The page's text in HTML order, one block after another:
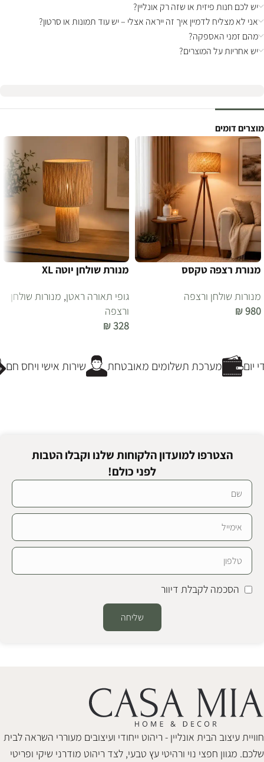
יש לכם חנות פיזית או שזה רק אונליין?
אני לא מצליח לדמיין איך זה ייראה אצלי – יש עוד תמונות או סרטון?
מהם זמני האספקה?
יש אחריות על המוצרים?
מוצרים דומים
מנורת רצפה טקסס
מנורות שולחן ורצפה
₪980
מנורת שולחן יוטה XL
גופי תאורה ראטן, מנורות שולחן
ורצפה
₪328
שירות אישי ויחס חם מערכת תשלומים מאובטחת
הצטרפו למועדון הלקוחות שלנו וקבלו הטבות
לפני כולם!
הסכמה לקבלת דיוור
שליחה
חוויית עיצוב הבית אונליין - ריהוט ייחודי ועיצובים מעוררי השראה לבית
שלכם. מגוון חפצי נוי ורהיטי עץ טבעי, לצד ריהוט מודרני שיקי ופריטי